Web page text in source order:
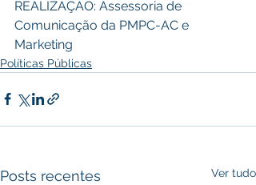
REALIZAÇÃO: Assessoria de
Comunicação da PMPC-AC e
Marketing
Políticas Públicas
Posts recentes Ver tudo